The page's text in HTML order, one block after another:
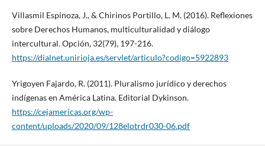
Villasmil Espinoza, J., & Chirinos Portillo, L. M. (2016). Reflexiones
sobre Derechos Humanos, multiculturalidad y diálogo
intercultural. Opción, 32(79), 197-216.
https://dialnet.unirioja.es/servlet/articulo?codigo=5922893
Yrigoyen Fajardo, R. (2011). Pluralismo jurídico y derechos
indígenas en América Latina. Editorial Dykinson.
https://cejamericas.org/wp-
content/uploads/2020/09/128elotrdr030-06.pdf